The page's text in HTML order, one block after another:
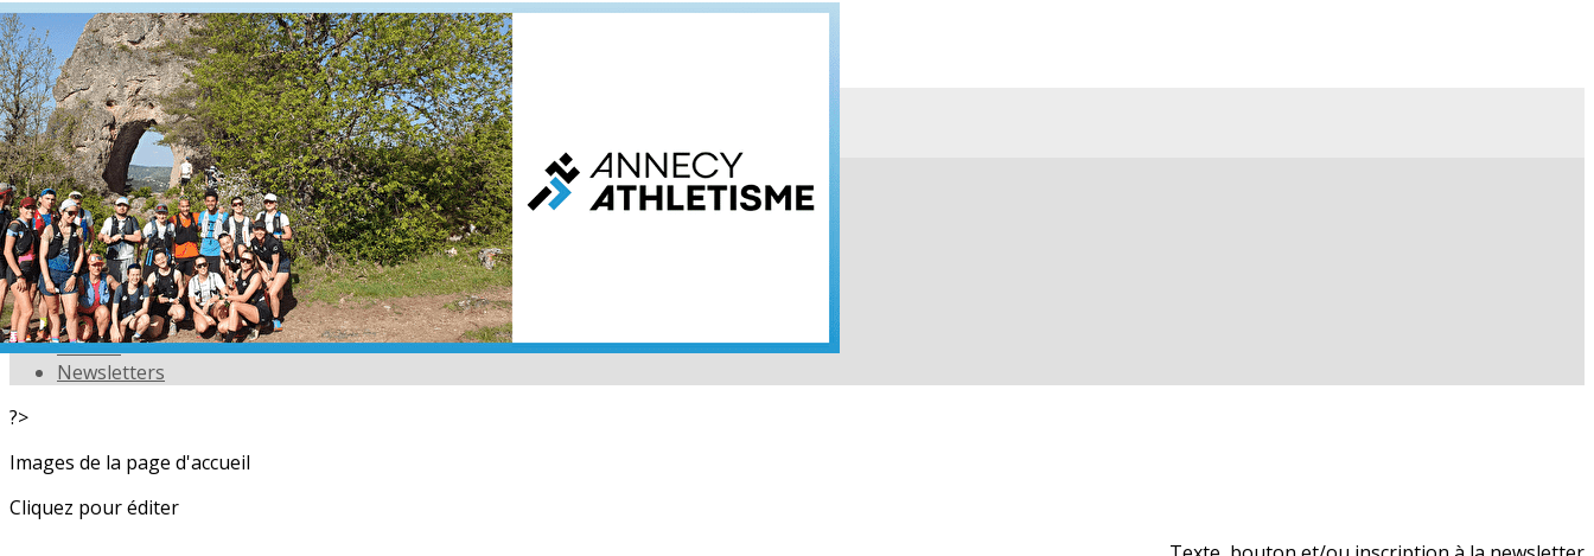
Exporter les lignes sélectionnées
Exporter toutes les colonnes
Exporter uniquement les colonnes affichées
Menu
<
>
L'équipe
Nos partenaires
Actualités
Calendrier
Photos
Newsletters
?>
Images de la page d'accueil
Cliquez pour éditer